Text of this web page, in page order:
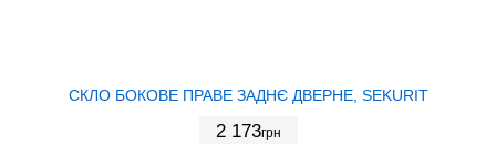
СКЛО БОКОВЕ ПРАВЕ ЗАДНЄ ДВЕРНЕ, SEKURIT
2 173грн